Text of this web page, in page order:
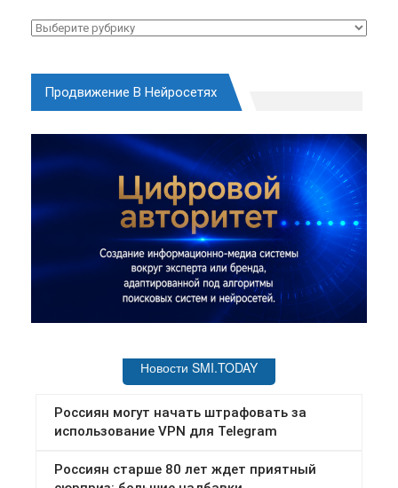
Рубрики
Продвижение В Нейросетях